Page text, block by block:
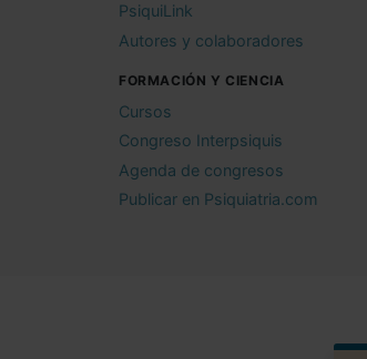
PsiquiLink
Autores y colaboradores
FORMACIÓN Y CIENCIA
Cursos
Congreso Interpsiquis
Agenda de congresos
Publicar en Psiquiatria.com